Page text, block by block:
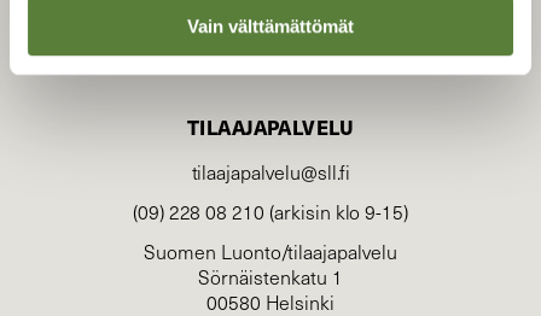
Vain välttämättömät
TILAAJAPALVELU
tilaajapalvelu@sll.fi
(09) 228 08 210 (arkisin klo 9-15)
Suomen Luonto/tilaajapalvelu
Sörnäistenkatu 1
00580 Helsinki